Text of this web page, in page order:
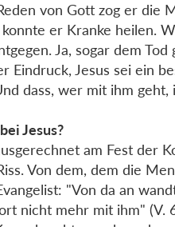
von Gott zog er die
er Kranke heilen.
Ja, sogar dem
Eindruck, Jesus sei ein
dass, wer mit ihm geht,
Jesus?
am Fest der
Von dem, dem die
"Von da an
nicht mehr mit ihm" (V.